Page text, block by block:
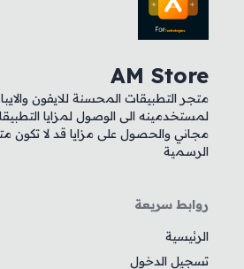
AM Store
متجر التطبيقات المحسنة للايفون
لمستخدمينه الى الوصول لمزايا
مجاني والحصول على مزايا قد لا تكون
الرسمية
روابط سريعة
الرئيسية
تسجيل الدخول